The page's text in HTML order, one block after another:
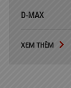
D-MAX
XEM THÊM